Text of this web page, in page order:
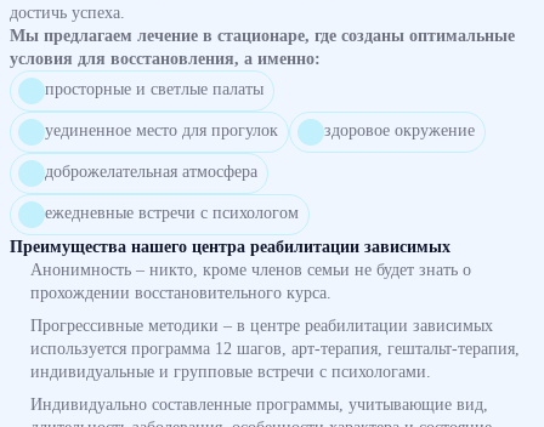
достичь успеха.
Мы предлагаем лечение в стационаре, где созданы оптимальные
условия для восстановления, а именно:
просторные и светлые палаты
уединенное место для прогулок здоровое окружение
доброжелательная атмосфера
ежедневные встречи с психологом
Преимущества нашего центра реабилитации зависимых
Анонимность – никто, кроме членов семьи не будет знать о
прохождении восстановительного курса.
Прогрессивные методики – в центре реабилитации зависимых
используется программа 12 шагов, арт-терапия, гештальт-терапия,
индивидуальные и групповые встречи с психологами.
Индивидуально составленные программы, учитывающие вид,